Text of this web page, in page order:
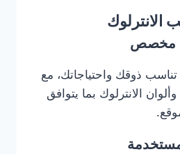
الانترلوك
ذوقك واحتياجاتك، مع
الانترلوك بما يتوافق